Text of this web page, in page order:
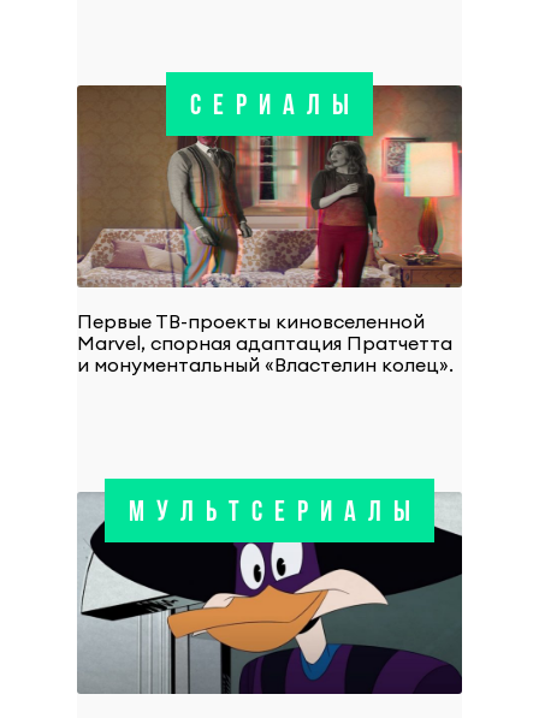
СЕРИАЛЫ
Первые ТВ-проекты киновселенной
Marvel, спорная адаптация Пратчетта
и монументальный «Властелин колец».
МУЛЬТСЕРИАЛЫ